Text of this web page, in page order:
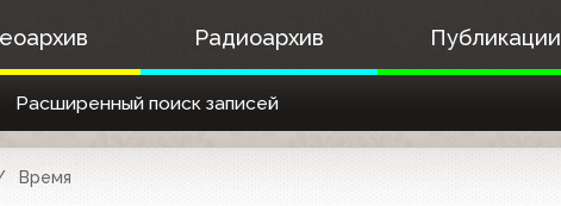
Радиоархив Публикации
Расширенный поиск записей
Время